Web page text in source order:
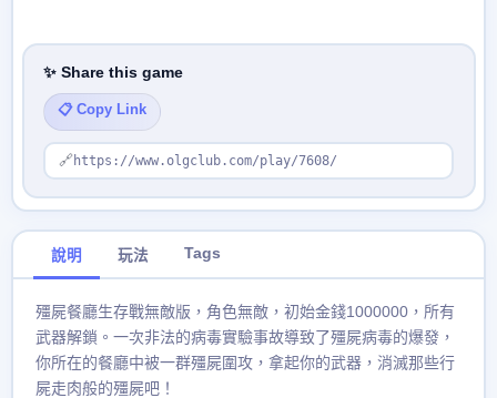
✨ Share this game
📋 Copy Link
🔗 https://www.olgclub.com/play/7608/
說明 玩法 Tags
殭屍餐廳生存戰無敵版，角色無敵，初始金錢1000000，所有
武器解鎖。一次非法的病毒實驗事故導致了殭屍病毒的爆發，
你所在的餐廳中被一群殭屍圍攻，拿起你的武器，消滅那些行
屍走肉般的殭屍吧！